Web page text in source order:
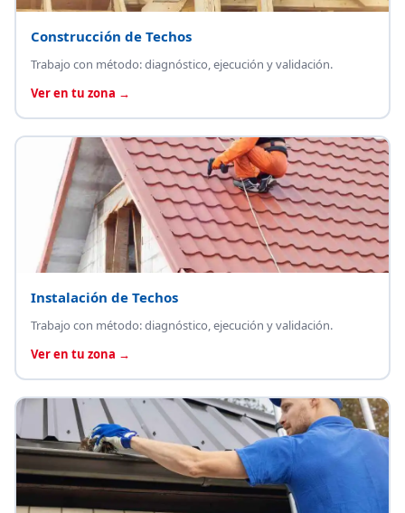
Construcción de Techos
Trabajo con método: diagnóstico, ejecución y validación.
Ver en tu zona →
Instalación de Techos
Trabajo con método: diagnóstico, ejecución y validación.
Ver en tu zona →